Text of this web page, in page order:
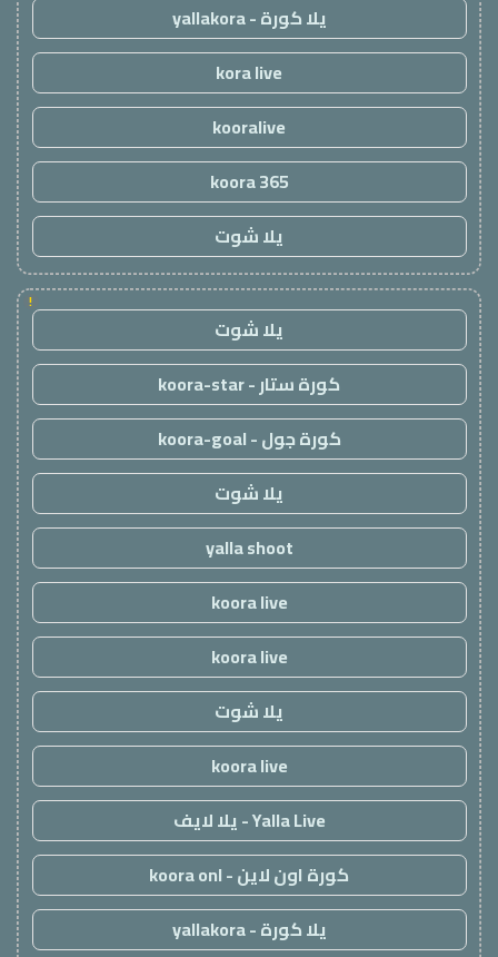
يلا كورة - yallakora
kora live
kooralive
koora 365
يلا شوت
!
يلا شوت
كورة ستار - koora-star
كورة جول - koora-goal
يلا شوت
yalla shoot
koora live
koora live
يلا شوت
koora live
Yalla Live - يلا لايف
كورة اون لاين - koora onl
يلا كورة - yallakora